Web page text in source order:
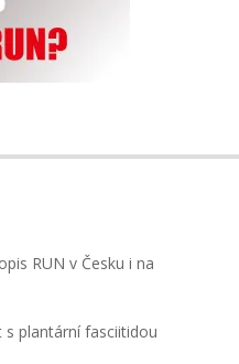
RUN v Česku i na
plantární fasciitidou